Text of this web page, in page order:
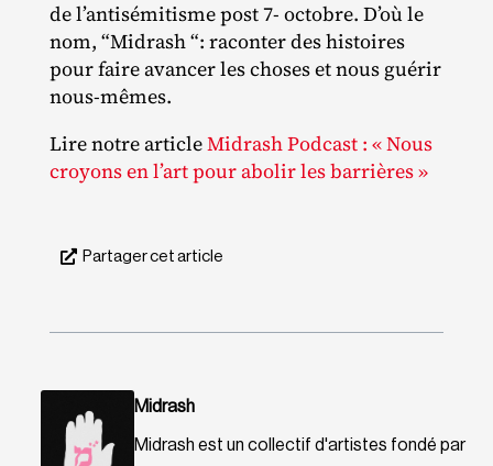
de l’antisémitisme post 7‐ octobre. D’où le
nom, “Midrash “: raconter des histoires
pour faire avancer les choses et nous guérir
nous‐mêmes.
Lire notre articleMidrash Podcast : « Nous
croyons en l’art pour abolir les barrières »
Partager cet article
Midrash
Midrash est un collectif d'artistes fondé par